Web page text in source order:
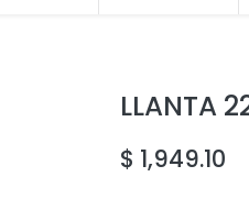
LLANTA
$ 1,949.10